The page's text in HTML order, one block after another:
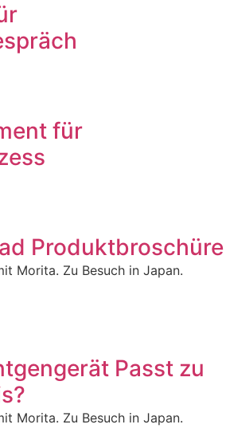
für
Produktbroschüre
Morita. Zu Besuch in Japan.
Passt zu
Morita. Zu Besuch in Japan.